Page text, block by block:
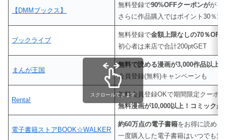
【DMMブックス】
無料登録で90%OFFクーポンががも
さらに作品購入ではポイント30％還
ブックライブ
無料登録で金額上限なしの70％
初心者は来店で合計200ptGET
まんが王国
無料で読める漫画が3,000作品以上！
会員登録(無料)キャンペーンも
Renta!
無料会員登録OKで期間限定クーポ
無料漫画が10,000以上！コミックが
電子書籍ストアBOOK☆WALKER
約60万点の電子書籍をお得に読める
一度購入した電子書籍はいつでも無
スクロールできます